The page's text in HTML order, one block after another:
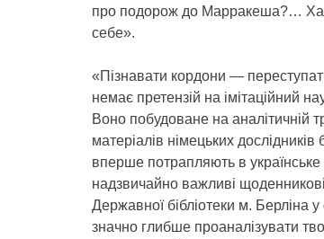
про подорож до Марракеша?… Хай
себе».
«Пізнавати кордони —
немає претензій на імітаційний
Воно побудоване на аналітичній
матеріалів німецьких
вперше потрапляють в українське
надзвичайно важливі щоденникові
Державної бібліотеки м.
значно глибше проаналізувати